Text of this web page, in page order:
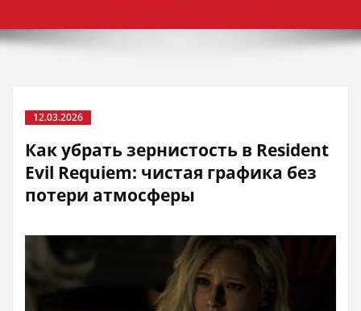
12.03.2026
Как убрать зернистость в Resident
Evil Requiem: чистая графика без
потери атмосферы